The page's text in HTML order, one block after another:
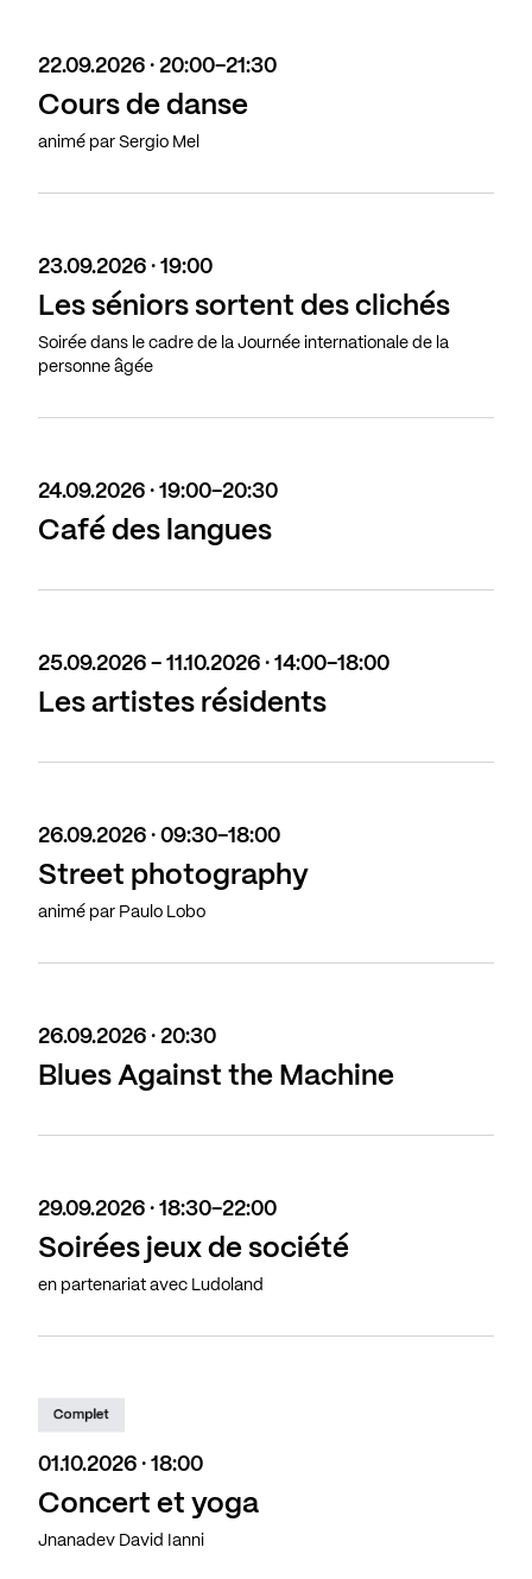
22.09.2026 · 20:00-21:30
Cours de danse
animé par Sergio Mel
23.09.2026 · 19:00
Les séniors sortent des clichés
Soirée dans le cadre de la Journée internationale de la
personne âgée
24.09.2026 · 19:00-20:30
Café des langues
25.09.2026 - 11.10.2026 · 14:00-18:00
Les artistes résidents
26.09.2026 · 09:30-18:00
Street photography
animé par Paulo Lobo
26.09.2026 · 20:30
Blues Against the Machine
29.09.2026 · 18:30-22:00
Soirées jeux de société
en partenariat avec Ludoland
Complet
01.10.2026 · 18:00
Concert et yoga
Jnanadev David Ianni